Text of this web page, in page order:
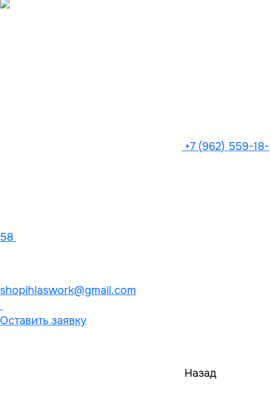
+7 (962) 559-18-
58
shopihlaswork@gmail.com
Оставить заявку
Назад